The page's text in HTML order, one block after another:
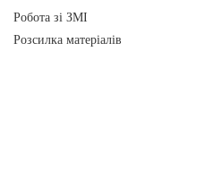
Робота зі ЗМІ
Розсилка матеріалів